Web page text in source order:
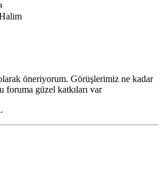
öneriyorum. Görüşlerimiz ne kadar
foruma güzel katkıları var